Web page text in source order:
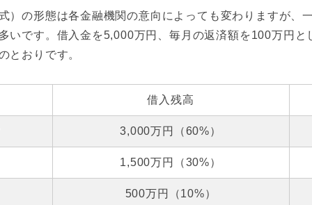
）の形態は各金融機関の意向によっても変わりますが、
いです。借入金を5,000万円、毎月の返済額を100万円と
とおりです。
借入残高
3,000万円（60%）
1,500万円（30%）
500万円（10%）